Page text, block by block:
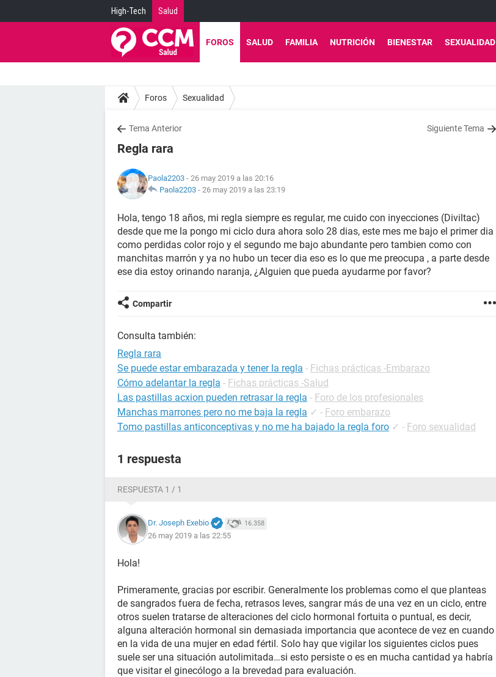
High-Tech Salud
FOROS SALUD FAMILIA NUTRICIÓN BIENESTAR SEXUALIDAD
Foros Sexualidad
Tema Anterior Siguiente Tema
Regla rara
Paola2203 - 26 may 2019 a las 20:16
Paola2203 - 26 may 2019 a las 23:19
Hola, tengo 18 años, mi regla siempre es regular, me cuido con inyecciones (Diviltac)
desde que me la pongo mi ciclo dura ahora solo 28 dias, este mes me bajo el primer dia
como perdidas color rojo y el segundo me bajo abundante pero tambien como con
manchitas marrón y ya no hubo un tecer dia eso es lo que me preocupa , a parte desde
ese dia estoy orinando naranja, ¿Alguien que pueda ayudarme por favor?
Compartir
Consulta también:
Regla rara
Se puede estar embarazada y tener la regla - Fichas prácticas -Embarazo
Cómo adelantar la regla - Fichas prácticas -Salud
Las pastillas acxion pueden retrasar la regla - Foro de los profesionales
Manchas marrones pero no me baja la regla ✓ - Foro embarazo
Tomo pastillas anticonceptivas y no me ha bajado la regla foro ✓ - Foro sexualidad
1 respuesta
RESPUESTA 1 / 1
Dr. Joseph Exebio 16.358
26 may 2019 a las 22:55
Hola!
Primeramente, gracias por escribir. Generalmente los problemas como el que planteas
de sangrados fuera de fecha, retrasos leves, sangrar más de una vez en un ciclo, entre
otros suelen tratarse de alteraciones del ciclo hormonal fortuita o puntual, es decir,
alguna alteración hormonal sin demasiada importancia que acontece de vez en cuando
en la vida de una mujer en edad fértil. Solo hay que vigilar los siguientes ciclos pues
suele ser una situación autolimitada…si esto persiste o es en mucha cantidad ya habría
que visitar el ginecólogo a la brevedad para evaluación.